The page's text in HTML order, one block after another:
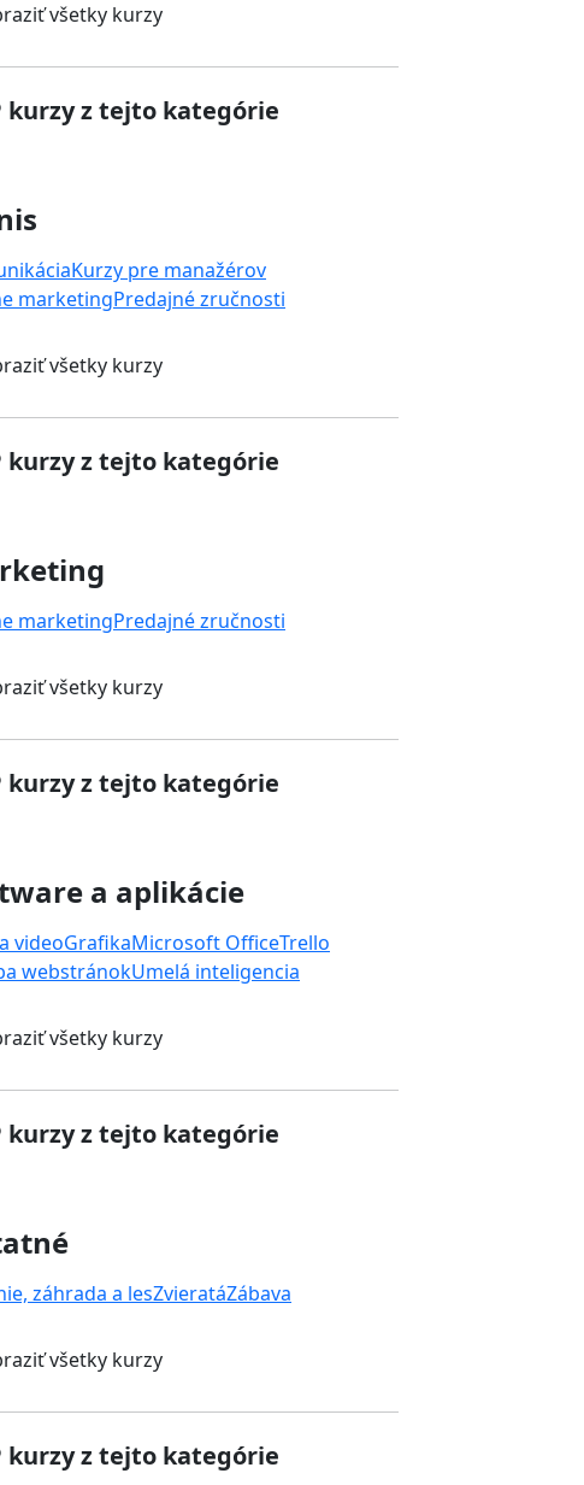
všetky kurzy
kurzy z tejto kategórie
Kurzy pre manažérov
marketingPredajné zručnosti
všetky kurzy
kurzy z tejto kategórie
marketingPredajné zručnosti
všetky kurzy
kurzy z tejto kategórie
a aplikácie
videoGrafikaMicrosoft OfficeTrello
webstránokUmelá inteligencia
všetky kurzy
kurzy z tejto kategórie
záhrada a lesZvieratáZábava
všetky kurzy
kurzy z tejto kategórie